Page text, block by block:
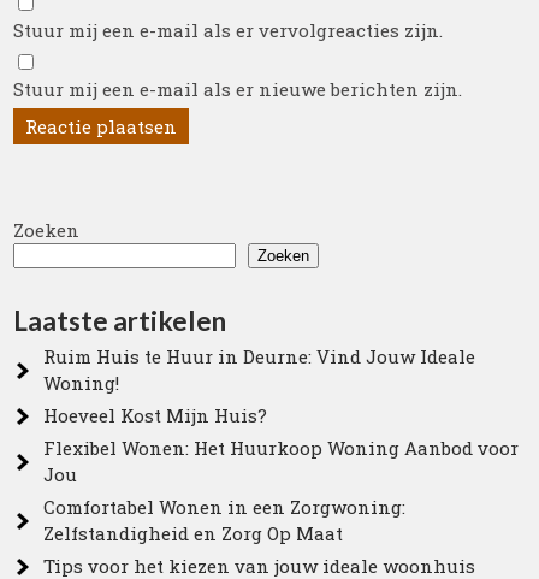
Stuur mij een e-mail als er vervolgreacties zijn.
Stuur mij een e-mail als er nieuwe berichten zijn.
Zoeken
Zoeken
Laatste artikelen
Ruim Huis te Huur in Deurne: Vind Jouw Ideale
Woning!
Hoeveel Kost Mijn Huis?
Flexibel Wonen: Het Huurkoop Woning Aanbod voor
Jou
Comfortabel Wonen in een Zorgwoning:
Zelfstandigheid en Zorg Op Maat
Tips voor het kiezen van jouw ideale woonhuis